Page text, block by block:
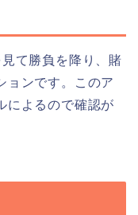
て勝負を降り、賭
ョンです。このア
によるので確認が